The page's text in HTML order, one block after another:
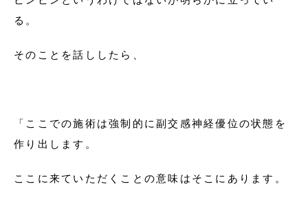
る。
そのことを話ししたら、
「ここでの施術は強制的に副交感神経優位の状態を
作り出します。
ここに来ていただくことの意味はそこにあります。